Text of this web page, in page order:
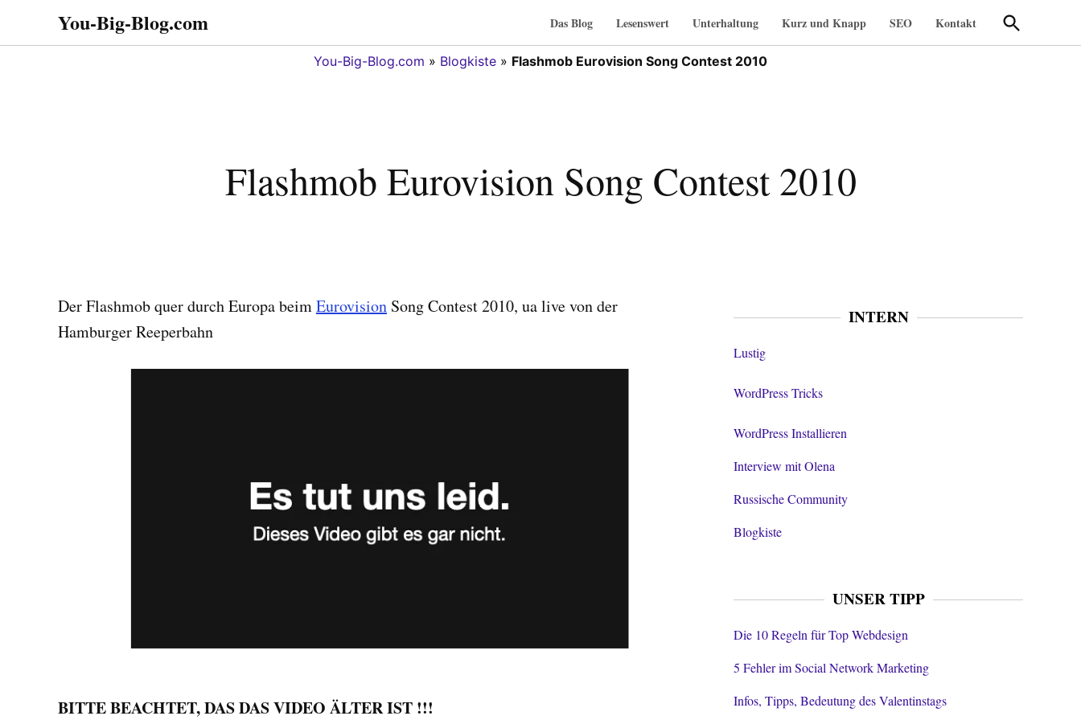
You-Big-Blog.com
Alles in einem. Tipps,
Tricks
Das Blog Lesenswert Unterhaltung Kurz und Knapp SEO Kontakt
Suche
öffnen
You-Big-Blog.com » Blogkiste » Flashmob Eurovision Song Contest 2010
Flashmob Eurovision Song Contest 2010
Der Flashmob quer durch Europa beimEurovision Song Contest 2010, ua live von der
Hamburger Reeperbahn
BITTE BEACHTET, DAS DAS VIDEO ÄLTER IST !!!
INTERN
Lustig
WordPress Tricks
WordPress Installieren
Interview mit Olena
Russische Community
Blogkiste
UNSER TIPP
Die 10 Regeln für Top Webdesign
5 Fehler im Social Network Marketing
Infos, Tipps, Bedeutung des Valentinstags